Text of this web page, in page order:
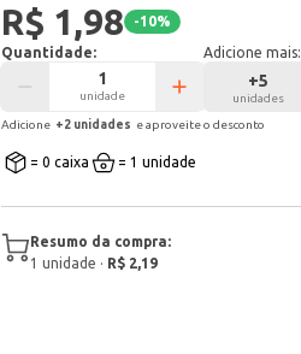
R$ 1,98 -10%
Quantidade:
unidade
Adicione mais:
+5
unidades
Adicione +2 unidades e aproveite o desconto
= 0 caixa = 1 unidade
Resumo da compra:
1 unidade · R$ 2,19